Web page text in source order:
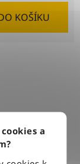
a
KOŠÍKU
po celé ČR